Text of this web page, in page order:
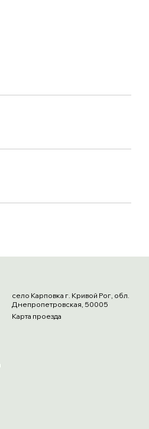
село Карповка г. Кривой Рог, обл.
Днепропетровская, 50005
Карта проезда